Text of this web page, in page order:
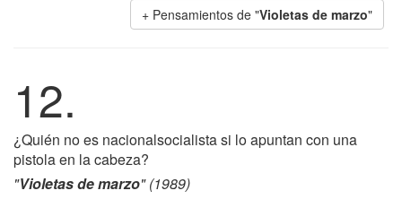
+ Pensamientos de "Violetas de marzo"
12.
¿Quién no es nacionalsocialista si lo apuntan con una
pistola en la cabeza?
"Violetas de marzo" (1989)